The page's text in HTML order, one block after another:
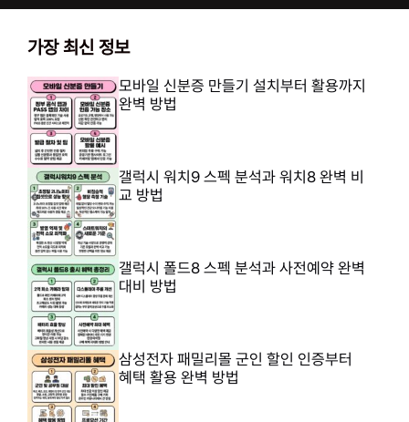
가장 최신 정보
모바일 신분증 만들기 설치부터 활용까지
완벽 방법
갤럭시 워치9 스펙 분석과 워치8 완벽 비
교 방법
갤럭시 폴드8 스펙 분석과 사전예약 완벽
대비 방법
삼성전자 패밀리몰 군인 할인 인증부터
혜택 활용 완벽 방법